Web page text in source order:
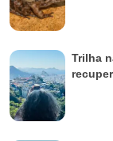
Trilha